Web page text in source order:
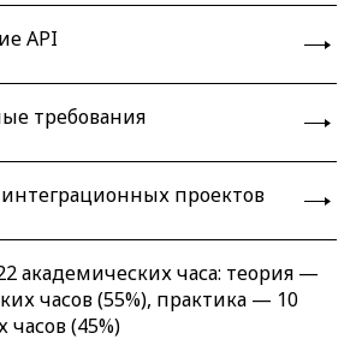
API
требования
проектов
академических часа: теория —
часов (55%), практика — 10
(45%)